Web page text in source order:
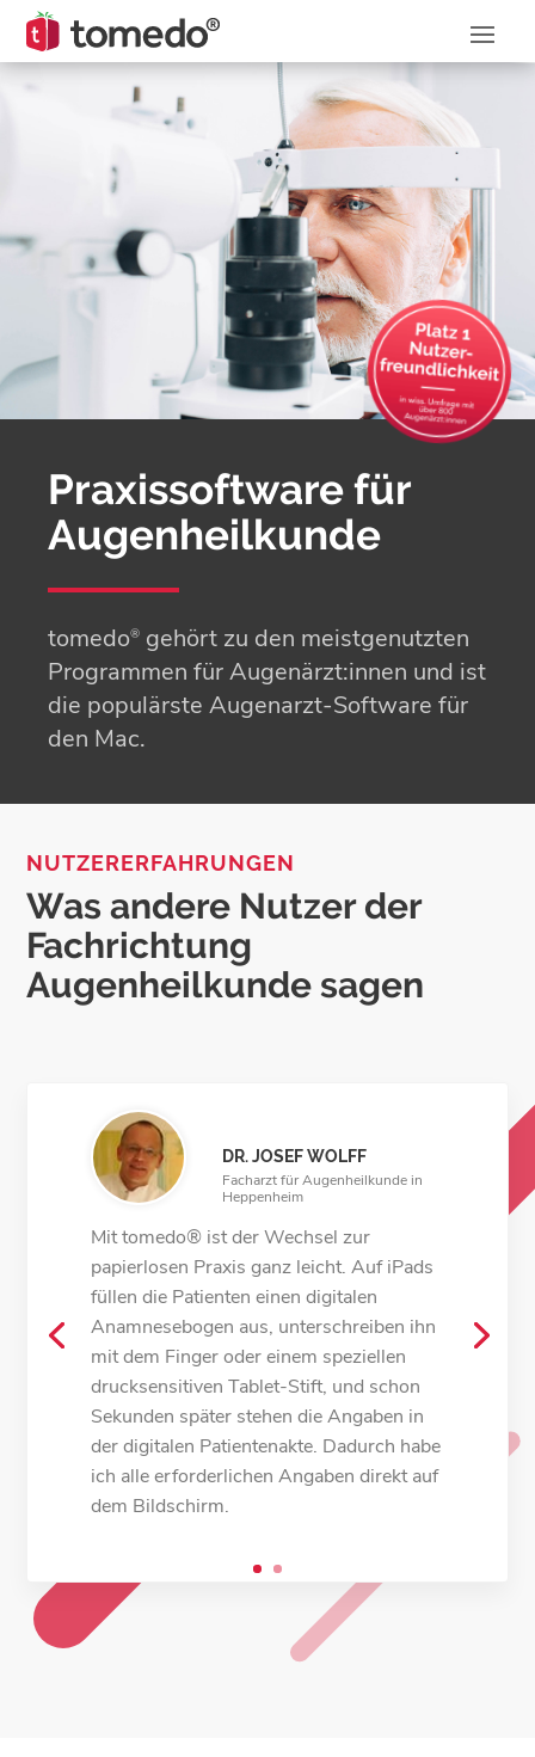
Praxis­software für
Augenheilkunde
tomedo® gehört zu den meistgenutzten
Programmen für Augenärzt:innen und ist
die populärste Augenarzt-Software für
den Mac.
NUTZERERFAHRUNGEN
Was andere Nutzer der
Fachrichtung
Augenheilkunde sagen
DR. JOSEF WOLFF
Facharzt für Augenheilkunde in
Heppenheim
Mit tomedo® ist der Wechsel zur
papierlosen Praxis ganz leicht. Auf iPads
füllen die Patienten einen digitalen
Anamnesebogen aus, unterschreiben ihn
mit dem Finger oder einem speziellen
drucksensitiven Tablet-Stift, und schon
Sekunden später stehen die Angaben in
der digitalen Patientenakte. Dadurch habe
ich alle erforderlichen Angaben direkt auf
dem Bildschirm.
Facharzt für Augenheilkunde in
Rosenheim
Abgesehen davon, dass tomedo® auf
macOS läuft und es somit deutlich
weniger Virenprobleme gibt, zeichnet
sich das System für uns vor allem durch
die Einbindung aller erdenklichen Geräte,
die schnelle Performance auch über
VPN-Tunnel nach Hause, den tollen
Terminkalender und das interkollegiale